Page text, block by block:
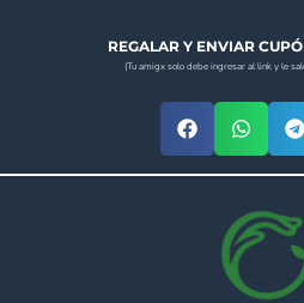
REGALAR Y ENVIAR
(Tu amigx solo debe ingresar al link y le